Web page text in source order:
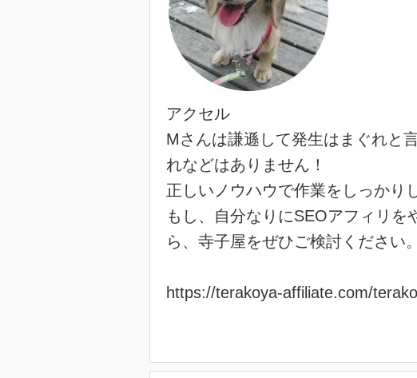
アクセル
Mさんは謙遜して発生はまぐれと
れなどはありません！
正しいノウハウで作業をしっかり
もし、自分なりにSEOアフィリを
ら、寺子屋をぜひご検討ください。
https://terakoya-affiliate.com/